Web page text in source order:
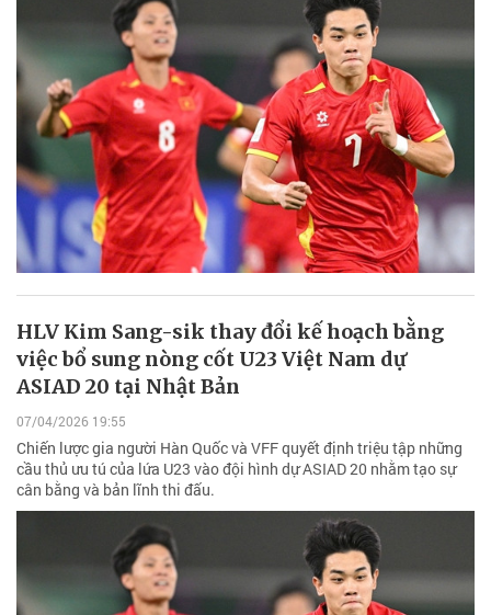
HLV Kim Sang-sik thay đổi kế hoạch bằng
việc bổ sung nòng cốt U23 Việt Nam dự
ASIAD 20 tại Nhật Bản
07/04/2026 19:55
Chiến lược gia người Hàn Quốc và VFF quyết định triệu tập những
cầu thủ ưu tú của lứa U23 vào đội hình dự ASIAD 20 nhằm tạo sự
cân bằng và bản lĩnh thi đấu.